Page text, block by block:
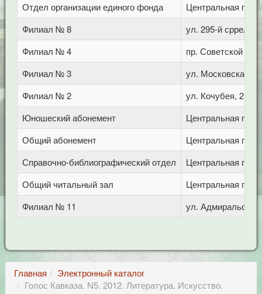
Отдел организации единого фонда
Центральная
Филиал № 8
ул. 295-й
Филиал № 4
пр. Советской
Филиал № 3
ул. Московская,
Филиал № 2
ул. Кочубея, 21
Юношеский абонемент
Центральная
Общий абонемент
Центральная
Справочно-библиографический отдел
Центральная
Общий читальный зал
Центральная
Филиал № 11
ул.
Главная
Электронный каталог
Голос Кавказа. N5. 2012. Литература. Искусство.